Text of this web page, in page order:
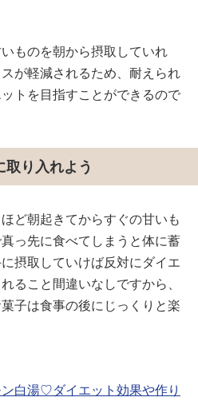
ものを朝から摂取していれ
が軽減されるため、耐えられ
トを目指すことができるので
取り入れよう
ど朝起きてからすぐの甘いも
っ先に食べてしまうと体に蓄
摂取していけば反対にダイエ
ること間違いなしですから、
子は食事の後にじっくりと楽
白湯♡ダイエット効果や作り